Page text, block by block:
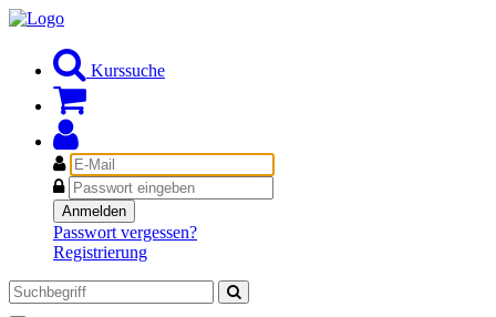
Kurssuche
E-
Mail
Passwort
Anmelden
Passwort vergessen?
Registrierung